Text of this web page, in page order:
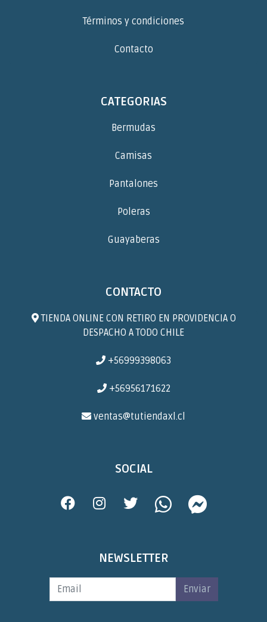
Términos y condiciones
Contacto
CATEGORIAS
Bermudas
Camisas
Pantalones
Poleras
Guayaberas
CONTACTO
TIENDA ONLINE CON RETIRO EN PROVIDENCIA O
DESPACHO A TODO CHILE
+56999398063
+56956171622
ventas@tutiendaxl.cl
SOCIAL
NEWSLETTER
Enviar